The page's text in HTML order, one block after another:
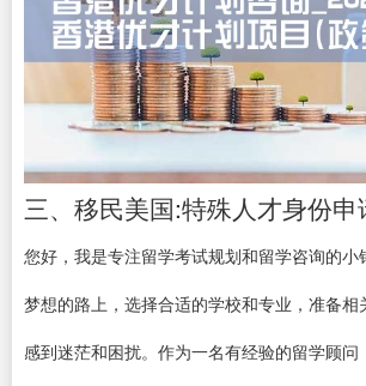
三、移民美国:特殊人才身份申
您好，我是专注留学考试规划和留学咨询的
梦想的路上，选择合适的学校和专业，准备相
感到迷茫和困扰。作为一名有经验的留学顾